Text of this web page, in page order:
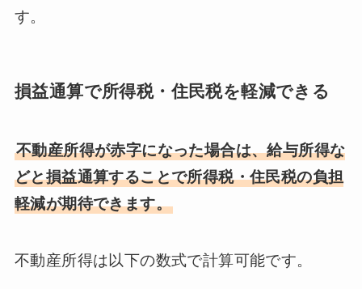
す。
損益通算で所得税・住民税を軽減できる
不動産所得が赤字になった場合は、給与所得な
どと損益通算することで所得税・住民税の負担
軽減が期待できます。
不動産所得は以下の数式で計算可能です。